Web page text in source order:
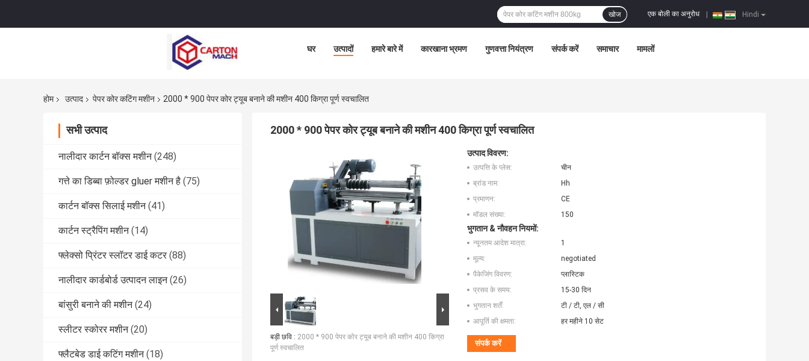
Hindi
एक बोली का अनुरोध
खोज
घर उत्पादों हमारे बारे में कारखाना भ्रमण गुणवत्ता नियंत्रण संपर्क करें समाचार मामलों
होम उत्पाद पेपर कोर कटिंग मशीन 2000 * 900 पेपर कोर ट्यूब बनाने की मशीन 400 किग्रा पूर्ण स्वचालित
सभी उत्पाद
नालीदार कार्टन बॉक्स मशीन (248)
गत्ते का डिब्बा फ़ोल्डर gluer मशीन है (75)
कार्टन बॉक्स सिलाई मशीन (41)
कार्टन स्ट्रैपिंग मशीन (14)
फ्लेक्सो प्रिंटर स्लॉटर डाई कटर (88)
नालीदार कार्डबोर्ड उत्पादन लाइन (26)
बांसुरी बनाने की मशीन (24)
स्लीटर स्कोरर मशीन (20)
फ्लैटबेड डाई कटिंग मशीन (18)
2000 * 900 पेपर कोर ट्यूब बनाने की मशीन 400 किग्रा पूर्ण स्वचालित
बड़ी छवि : 2000 * 900 पेपर कोर ट्यूब बनाने की मशीन 400 किग्रा
पूर्ण स्वचालित
उत्पाद विवरण:
उत्पत्ति के प्लेस:
चीन
ब्रांड नाम:
Hh
प्रमाणन:
CE
मॉडल संख्या:
150
भुगतान & नौवहन नियमों:
न्यूनतम आदेश मात्रा:
1
मूल्य:
negotiated
पैकेजिंग विवरण:
प्लास्टिक
प्रसव के समय:
15-30 दिन
भुगतान शर्तें:
टी / टी, एल / सी
आपूर्ति की क्षमता:
हर महीने 10 सेट
संपर्क करें